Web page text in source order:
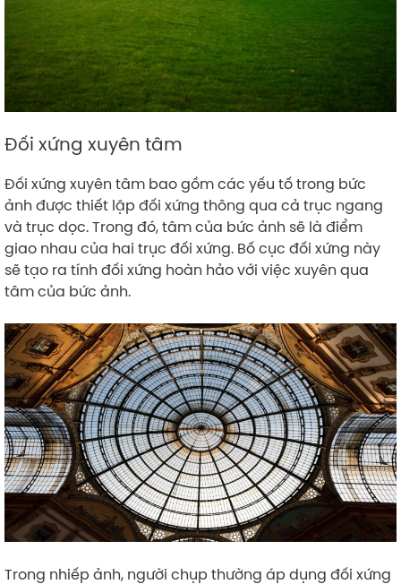
Đối xứng xuyên tâm
Đối xứng xuyên tâm bao gồm các yếu tố trong bức
ảnh được thiết lập đối xứng thông qua cả trục ngang
và trục dọc. Trong đó, tâm của bức ảnh sẽ là điểm
giao nhau của hai trục đối xứng. Bố cục đối xứng này
sẽ tạo ra tính đối xứng hoàn hảo với việc xuyên qua
tâm của bức ảnh.
Trong nhiếp ảnh, người chụp thường áp dụng đối xứng